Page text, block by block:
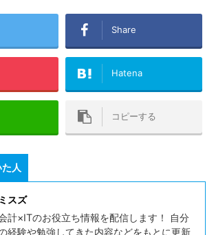
Share
Hatena
コピーする
人
ミスズ
計×ITのお役立ち情報を配信します！ 自分
経験や勉強してきた内容などをもとに更新